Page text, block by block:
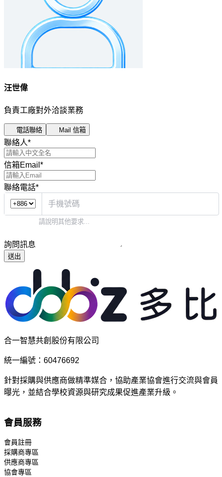
汪世偉
負責工廠對外洽談業務
電話聯絡 Mail 信箱
聯絡人*
信箱Email *
聯絡電話*
詢問訊息
送出
合一智慧共創股份有限公司
統一編號：60476692
針對採購與供應商做精準媒合，協助產業協會進行交流與會員
曝光，並結合學校資源與研究成果促進產業升級。
會員服務
會員註冊
採購商專區
供應商專區
協會專區